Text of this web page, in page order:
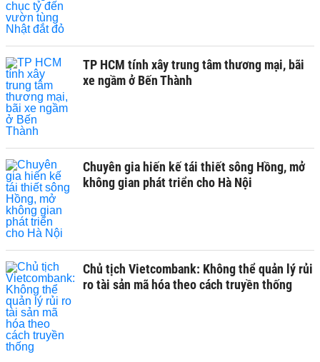
TP HCM tính xây trung tâm thương mại, bãi
xe ngầm ở Bến Thành
Chuyên gia hiến kế tái thiết sông Hồng, mở
không gian phát triển cho Hà Nội
Chủ tịch Vietcombank: Không thể quản lý rủi
ro tài sản mã hóa theo cách truyền thống